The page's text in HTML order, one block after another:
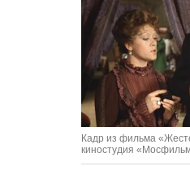
Кадр из фильма
киностудия